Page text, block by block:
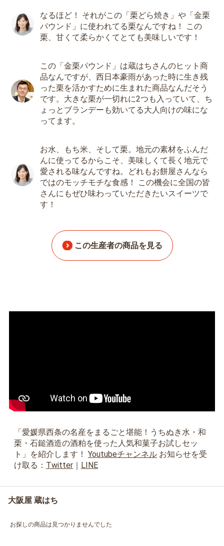
なるほど！ それがこの「栗どら焼き」や「金栗
パウンド」に使われてる栗なんですね！ この
栗、甘くて柔らかくてとても美味しいです！
この「金栗パウンド」は蔵はちさんのヒット商
品なんですが、西日本豪雨があった時に生き残
った栗を活かすために生まれた商品なんだそう
です。大きな栗が一切れに2つも入っていて、ち
ょっとブランデーも効いてる大人向けの味にな
ってます。
お水、もち米、そして栗。地元の素材をふんだ
んに使ってるからこそ、美味しくて長く地元で
愛される味なんですね。どれもお餅屋さんなら
ではのモッチモチな食感！ この機会に全国の皆
さんにもぜひ味わっていただきたいスイーツで
す！
この生産者の商品を見る
「愛媛県西条の名産をまるごと堪能！うちぬき水・和
栗・石鎚酒造の酒粕を使った人気和菓子お試しセッ
ト」を紹介します！ Youtubeチャンネルお知らせを受
け取る： Twitter｜ LINE
大阪屋 蔵はち
お探しの商品は見つかりませんでした